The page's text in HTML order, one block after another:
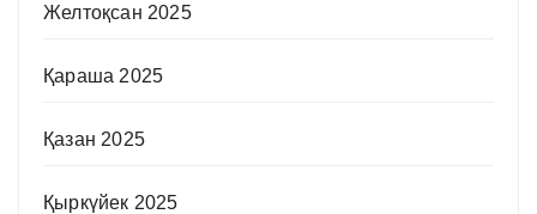
Желтоқсан 2025
Қараша 2025
Қазан 2025
Қыркүйек 2025